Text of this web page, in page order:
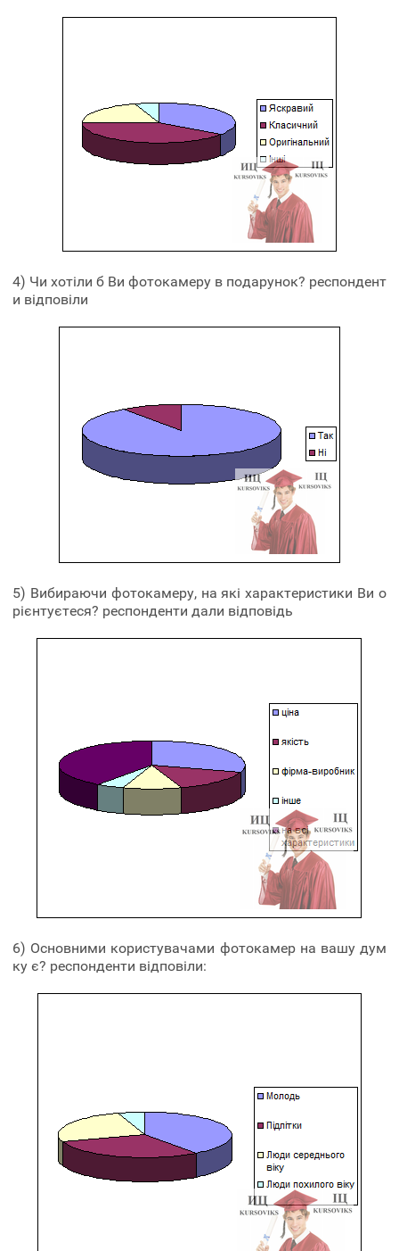
4) Чи хотіли б Ви фотокамеру в подарунок? респондент
и відповіли
5) Вибираючи фотокамеру, на які характеристики Ви о
рієнтуєтеся? респонденти дали відповідь
6) Основними користувачами фотокамер на вашу дум
ку є? респонденти відповіли: